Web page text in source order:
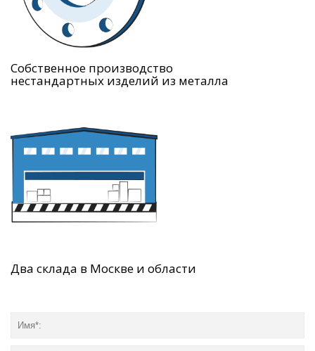
Собственное производство
нестандартных изделий из металла
Два склада в Москве и области